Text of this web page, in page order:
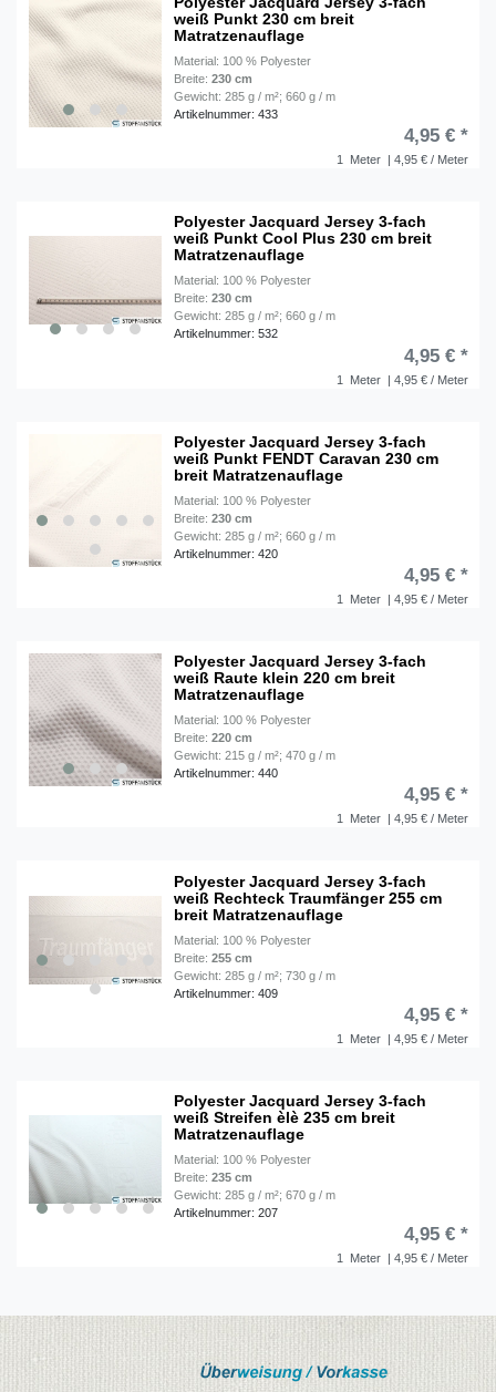
weiß Punkt 230 cm breit
Matratzenauflage
Material: 100 % Polyester
Breite:230 cm
Gewicht: 285 g / m²; 660 g / m
Artikelnummer: 433
1 Meter | 4,95 € / Meter
4,95 € *
Polyester Jacquard Jersey 3-fach
weiß Punkt Cool Plus 230 cm breit
Matratzenauflage
Material: 100 % Polyester
Breite:230 cm
Gewicht: 285 g / m²; 660 g / m
Artikelnummer: 532
1 Meter | 4,95 € / Meter
4,95 € *
Polyester Jacquard Jersey 3-fach
weiß Punkt FENDT Caravan 230 cm
breit Matratzenauflage
Material: 100 % Polyester
Breite:230 cm
Gewicht: 285 g / m²; 660 g / m
Artikelnummer: 420
1 Meter | 4,95 € / Meter
4,95 € *
Polyester Jacquard Jersey 3-fach
weiß Raute klein 220 cm breit
Matratzenauflage
Material: 100 % Polyester
Breite:220 cm
Gewicht: 215 g / m²; 470 g / m
Artikelnummer: 440
1 Meter | 4,95 € / Meter
4,95 € *
Polyester Jacquard Jersey 3-fach
weiß Rechteck Traumfänger 255 cm
breit Matratzenauflage
Material: 100 % Polyester
Breite:255 cm
Gewicht: 285 g / m²; 730 g / m
Artikelnummer: 409
1 Meter | 4,95 € / Meter
4,95 € *
Polyester Jacquard Jersey 3-fach
weiß Streifen èlè 235 cm breit
Matratzenauflage
Material: 100 % Polyester
Breite:235 cm
Gewicht: 285 g / m²; 670 g / m
Artikelnummer: 207
1 Meter | 4,95 € / Meter
4,95 € *